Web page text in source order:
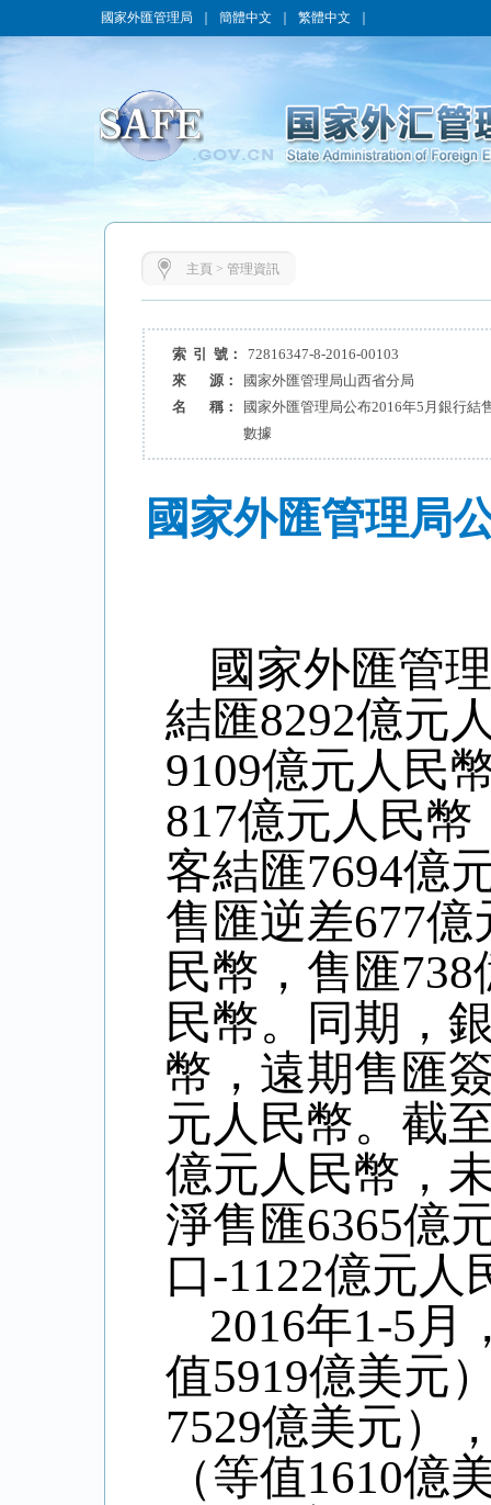
國家外匯管理局 簡體中文 繁體中文
主頁 > 管理資訊
索 引 號：
72816347-8-2016-00103
來 源：
國家外匯管理局山西省分局
名 稱：
國家外匯管理局公布2016年5月銀行結
數據
國家外匯管理局
國家外匯管
結匯8292億元
9109億元人民
817億元人民幣
客結匯7694億
售匯逆差677億
民幣，售匯738
民幣。同期，
幣，遠期售匯
元人民幣。截
億元人民幣，
淨售匯6365億
口-1122億元人
2016年1-5 月
值5919億美元
7529億美元）
（等值1610億